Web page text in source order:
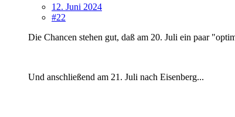
12. Juni 2024
#22
Die Chancen stehen gut, daß am 20. Juli ein paar
Und anschließend am 21. Juli nach Eisenberg...